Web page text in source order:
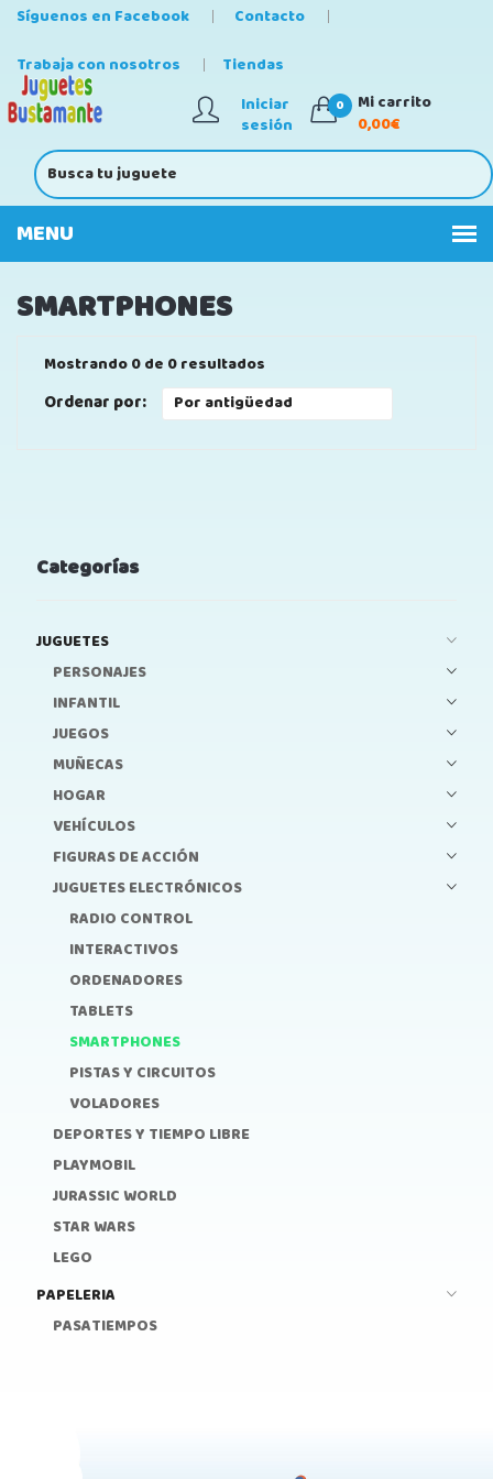
Síguenos en Facebook
Contacto
Trabaja con nosotros
Tiendas
Iniciar
sesión
0
Mi carrito
0,00€
SMARTPHONES
Mostrando 0 de 0 resultados
Ordenar por:
Categorías
JUGUETES
PERSONAJES
INFANTIL
JUEGOS
MUÑECAS
HOGAR
VEHÍCULOS
FIGURAS DE ACCIÓN
JUGUETES ELECTRÓNICOS
RADIO CONTROL
INTERACTIVOS
ORDENADORES
TABLETS
SMARTPHONES
PISTAS Y CIRCUITOS
VOLADORES
DEPORTES Y TIEMPO LIBRE
PLAYMOBIL
JURASSIC WORLD
STAR WARS
LEGO
PAPELERIA
PASATIEMPOS